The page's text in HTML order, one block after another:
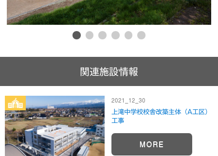
関連施設情報
2021_12_30
上滝中学校校舎改築主体（A工区）
工事
MORE